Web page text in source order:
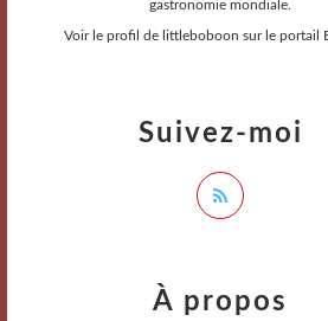
gastronomie mondiale.
Voir le profil de littleboboon sur le portail
Suivez-moi
À propos